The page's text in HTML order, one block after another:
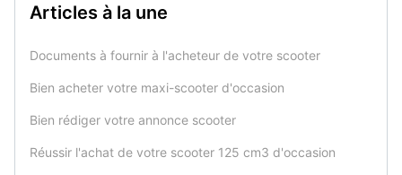
Articles à la une
Documents à fournir à l'acheteur de votre scooter
Bien acheter votre maxi-scooter d'occasion
Bien rédiger votre annonce scooter
Réussir l'achat de votre scooter 125 cm3 d'occasion